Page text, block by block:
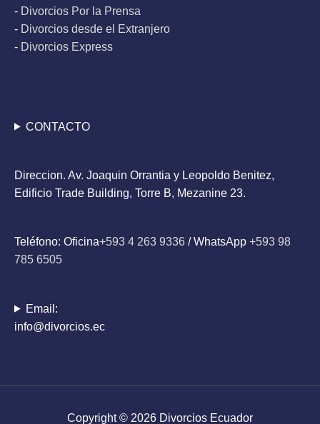
- Divorcios Por la Prensa
- Divorcios desde el Extranjero
- Divorcios Express
CONTACTO
Direccion. Av. Joaquin Orrantia y Leopoldo Benitez,
Edificio Trade Building, Torre B, Mezanine 23.
Teléfono: Oficina+593 4 263 9336 / WhatsApp +593 98
785 6505
Email:
info@divorcios.ec
Copyright © 2026 Divorcios Ecuador